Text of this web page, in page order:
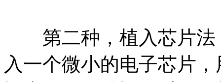
第二种，植入芯片法
入一个微小的电子芯片